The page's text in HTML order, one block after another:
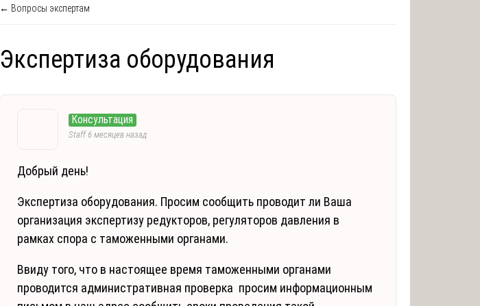
← Вопросы экспертам
Экспертиза оборудования
Консультация
Staff6 месяцев назад
Добрый день!
Экспертиза оборудования. Просим сообщить проводит ли Ваша
организация экспертизу редукторов, регуляторов давления в
рамках спора с таможенными органами.
Ввиду того, что в настоящее время таможенными органами
проводится административная проверка просим информационным